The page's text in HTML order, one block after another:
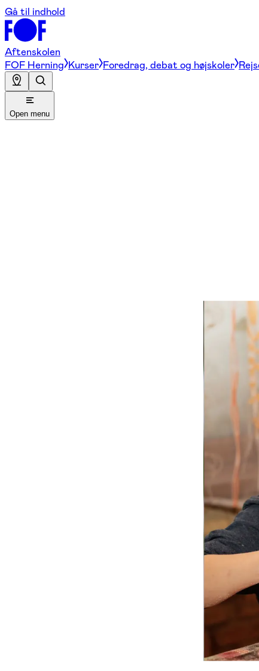
Gå til indhold
Aftenskolen
FOF Herning Kurser Foredrag, debat og højskoler
Open menu